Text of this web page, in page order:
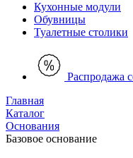
Кухонные модули
Обувницы
Туалетные столики
Распродажа
Главная
Каталог
Основания
Базовое основание